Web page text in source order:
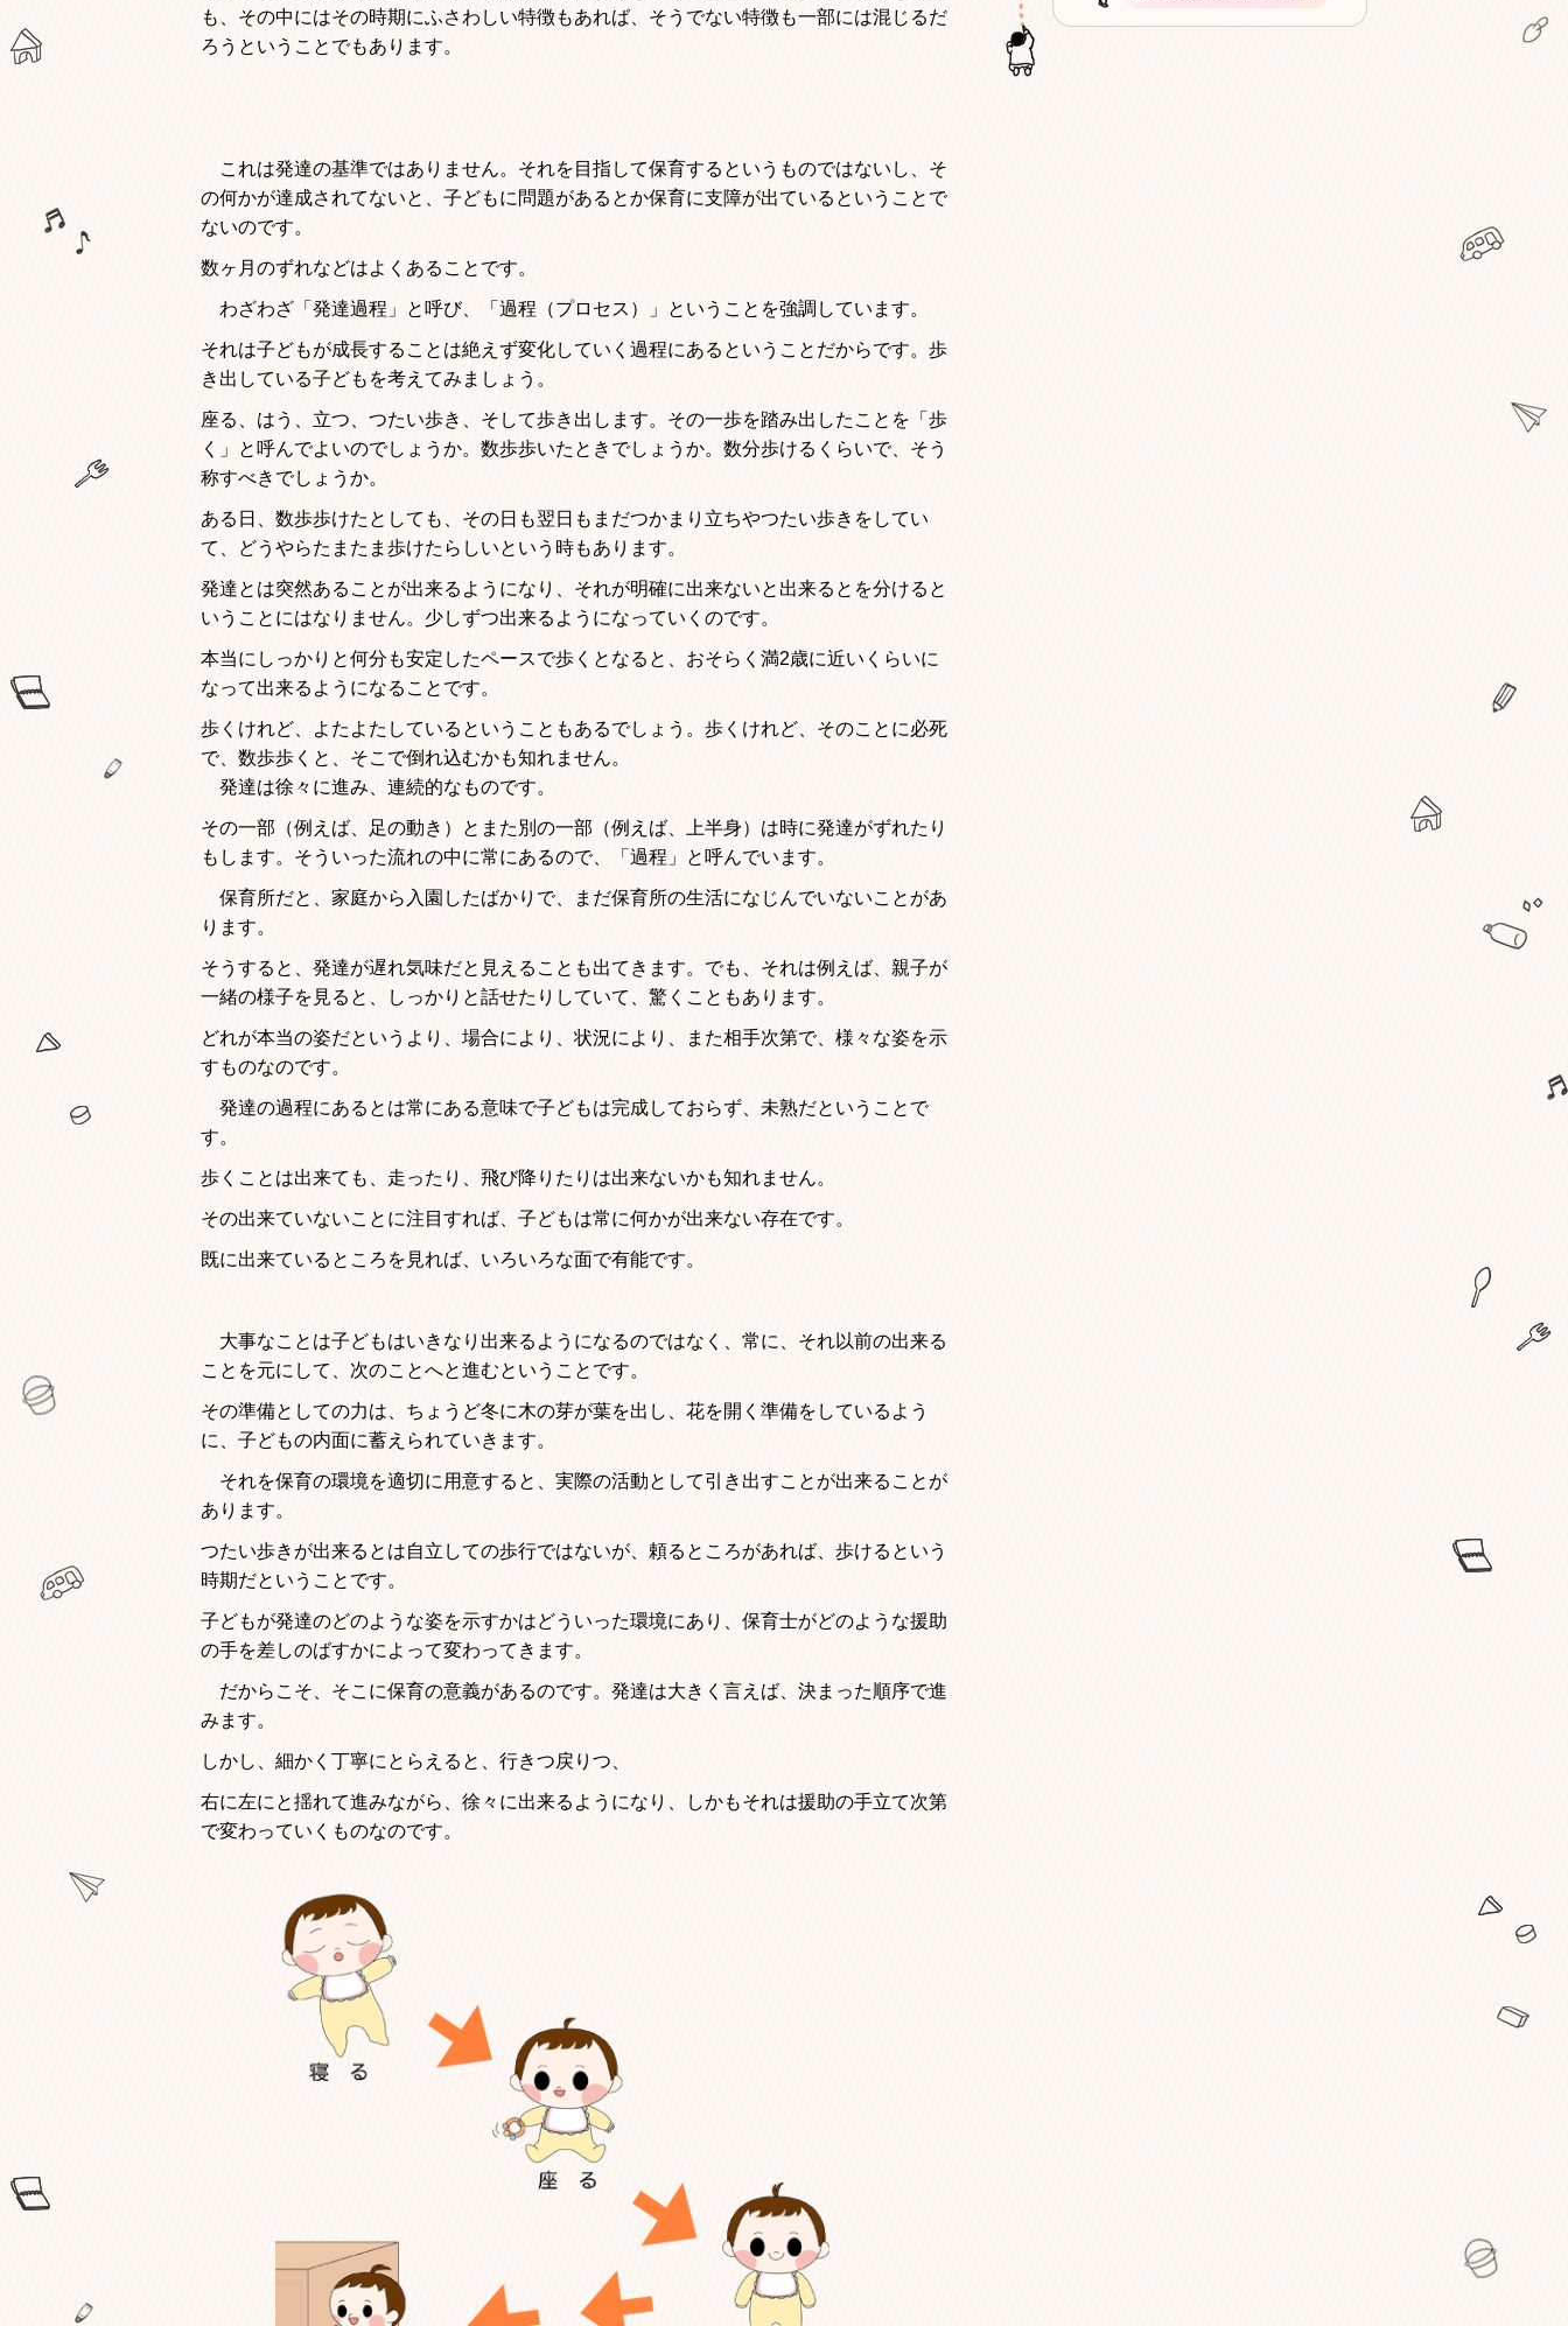
も、その中にはその時期にふさわしい特徴もあれば、そうでない特徴も一部には混じるだ
ろうということでもあります。
これは発達の基準ではありません。それを目指して保育するというものではないし、そ
の何かが達成されてないと、子どもに問題があるとか保育に支障が出ているということで
ないのです。
数ヶ月のずれなどはよくあることです。
わざわざ「発達過程」と呼び、「過程（プロセス）」ということを強調しています。
それは子どもが成長することは絶えず変化していく過程にあるということだからです。歩
き出している子どもを考えてみましょう。
座る、はう、立つ、つたい歩き、そして歩き出します。その一歩を踏み出したことを「歩
く」と呼んでよいのでしょうか。数歩歩いたときでしょうか。数分歩けるくらいで、そう
称すべきでしょうか。
ある日、数歩歩けたとしても、その日も翌日もまだつかまり立ちやつたい歩きをしてい
て、どうやらたまたま歩けたらしいという時もあります。
発達とは突然あることが出来るようになり、それが明確に出来ないと出来るとを分けると
いうことにはなりません。少しずつ出来るようになっていくのです。
本当にしっかりと何分も安定したペースで歩くとなると、おそらく満2歳に近いくらいに
なって出来るようになることです。
歩くけれど、よたよたしているということもあるでしょう。歩くけれど、そのことに必死
で、数歩歩くと、そこで倒れ込むかも知れません。
発達は徐々に進み、連続的なものです。
その一部（例えば、足の動き）とまた別の一部（例えば、上半身）は時に発達がずれたり
もします。そういった流れの中に常にあるので、「過程」と呼んでいます。
保育所だと、家庭から入園したばかりで、まだ保育所の生活になじんでいないことがあ
ります。
そうすると、発達が遅れ気味だと見えることも出てきます。でも、それは例えば、親子が
一緒の様子を見ると、しっかりと話せたりしていて、驚くこともあります。
どれが本当の姿だというより、場合により、状況により、また相手次第で、様々な姿を示
すものなのです。
発達の過程にあるとは常にある意味で子どもは完成しておらず、未熟だということで
す。
歩くことは出来ても、走ったり、飛び降りたりは出来ないかも知れません。
その出来ていないことに注目すれば、子どもは常に何かが出来ない存在です。
既に出来ているところを見れば、いろいろな面で有能です。
大事なことは子どもはいきなり出来るようになるのではなく、常に、それ以前の出来る
ことを元にして、次のことへと進むということです。
その準備としての力は、ちょうど冬に木の芽が葉を出し、花を開く準備をしているよう
に、子どもの内面に蓄えられていきます。
それを保育の環境を適切に用意すると、実際の活動として引き出すことが出来ることが
あります。
つたい歩きが出来るとは自立しての歩行ではないが、頼るところがあれば、歩けるという
時期だということです。
子どもが発達のどのような姿を示すかはどういった環境にあり、保育士がどのような援助
の手を差しのばすかによって変わってきます。
だからこそ、そこに保育の意義があるのです。発達は大きく言えば、決まった順序で進
みます。
しかし、細かく丁寧にとらえると、行きつ戻りつ、
右に左にと揺れて進みながら、徐々に出来るようになり、しかもそれは援助の手立て次第
で変わっていくものなのです。